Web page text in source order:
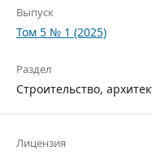
Выпуск
Том 5 № 1 (2025)
Раздел
Строительство,
Лицензия